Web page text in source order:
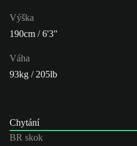
Výška
190cm / 6'3"
Váha
93kg / 205lb
Chytání
BR skok